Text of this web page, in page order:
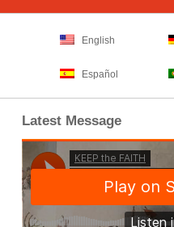
English
Español
Latest Message